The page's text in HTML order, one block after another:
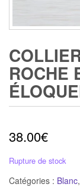
ROCHE
38.00€
Rupture de stock
Catégories : Blanc,